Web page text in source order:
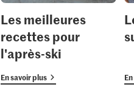
Les meilleures
recettes pour
l'après-ski
En savoir plus